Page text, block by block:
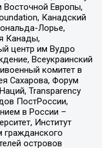
Восточной Европы,
Канадский
Лорье,
Канады,
центр им Вудро
Всеукраинский
комитет в
Сахарова, Форум
Transparеncy
ПостРоссии,
в России –
Институт
гражданского
островов